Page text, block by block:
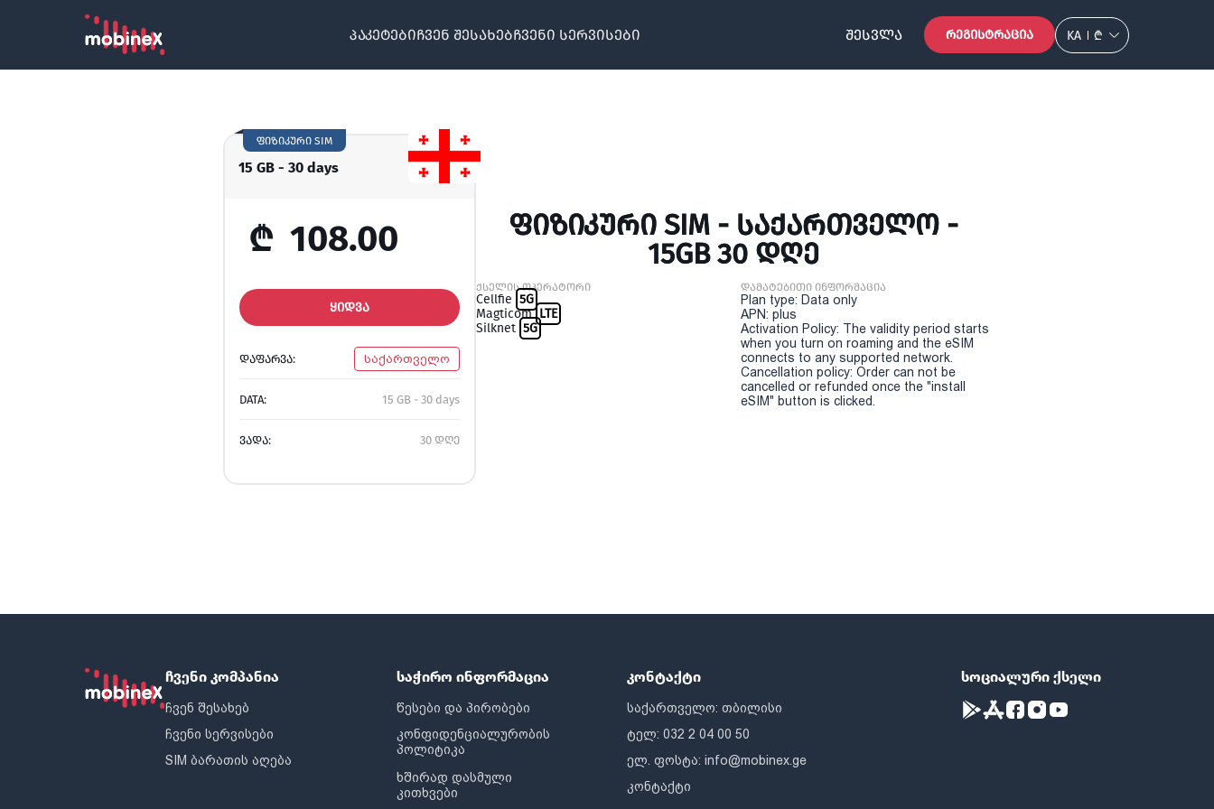
პაკეტებიჩვენ შესახებჩვენი სერვისები ᲨᲔᲡᲕᲚᲐ ᲠᲔᲒᲘᲡᲢᲠᲐᲪᲘᲐ KA ₾
15 GB - 30 days
ფიზიკური SIM
₾ 108.00
ᲧᲘᲓᲕᲐ
ᲓᲐᲤᲐᲠᲕᲐ: საქართველო
DATA: 15 GB - 30 days
ᲕᲐᲓᲐ: 30 დღე
ᲤᲘᲖᲘᲙᲣᲠᲘ SIM - ᲡᲐᲥᲐᲠᲗᲕᲔᲚᲝ -
15GB 30 ᲓᲦᲔ
ქსელის ოპერატორი
Cellfie 5G
Magticom LTE
Silknet 5G
დამატებითი ინფორმაცია
Plan type: Data only
APN: plus
Activation Policy: The validity period starts
when you turn on roaming and the eSIM
connects to any supported network.
Cancellation policy: Order can not be
cancelled or refunded once the "install
eSIM" button is clicked.
ჩვენი კომპანია
ჩვენ შესახებ
ჩვენი სერვისები
SIM ბარათის აღება
საჭირო ინფორმაცია
წესები და პირობები
კონფიდენციალურობის
პოლიტიკა
ხშირად დასმული
კითხვები
კონტაქტი
საქართველო: თბილისი
ტელ: 032 2 04 00 50
ელ. ფოსტა:info@mobinex.ge
კონტაქტი
სოციალური ქსელი